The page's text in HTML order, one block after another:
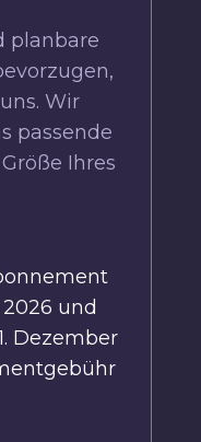
planbare
Wir
passende
Ihres
und
Dezember